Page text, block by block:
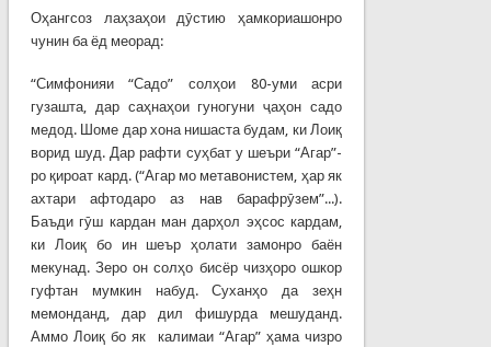
Оҳангсоз лаҳзаҳои дӯстию ҳамкориашонро
чунин ба ёд меорад:
“Симфонияи “Садо” солҳои 80-уми асри
гузашта, дар саҳнаҳои гуногуни ҷаҳон садо
медод. Шоме дар хона нишаста будам, ки Лоиқ
ворид шуд. Дар рафти суҳбат у шеъри “Агар”-
ро қироат кард. (“Агар мо метавонистем, ҳар як
ахтари афтодаро аз нав барафрӯзем”...).
Баъди гӯш кардан ман дарҳол эҳсос кардам,
ки Лоиқ бо ин шеър ҳолати замонро баён
мекунад. Зеро он солҳо бисёр чизҳоро ошкор
гуфтан мумкин набуд. Суханҳо да зеҳн
мемонданд, дар дил фишурда мешуданд.
Аммо Лоиқ бо як калимаи “Агар” ҳама чизро